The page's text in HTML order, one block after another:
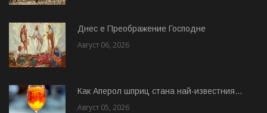
Днес е Преображение Господне
Август 06, 2026
Как Аперол шприц стана най-известния...
Август 05, 2026